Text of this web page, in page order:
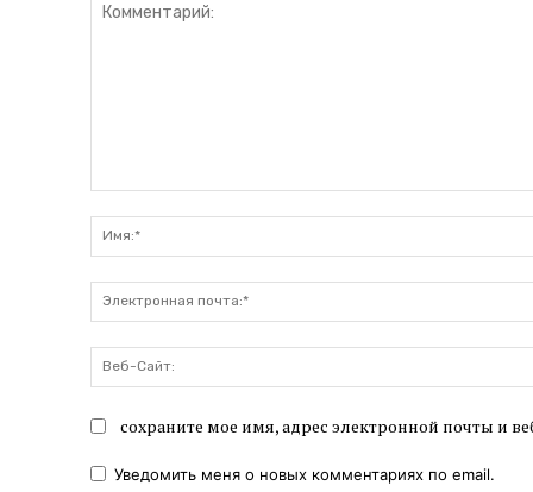
сохраните мое имя, адрес электронной почты и
Уведомить меня о новых комментариях по email.